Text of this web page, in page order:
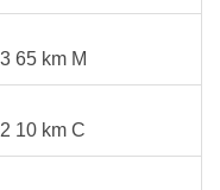
65 km M
10 km C